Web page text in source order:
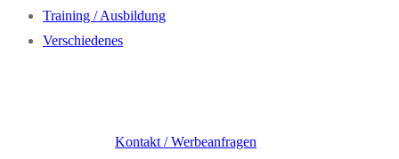
Training / Ausbildung
Verschiedenes
Kontakt / Werbeanfragen